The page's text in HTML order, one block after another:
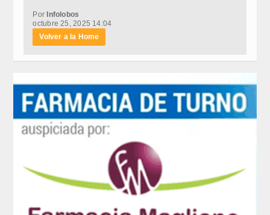
Por Infolobos
octubre 25, 2025 14:04
Volver a la Home